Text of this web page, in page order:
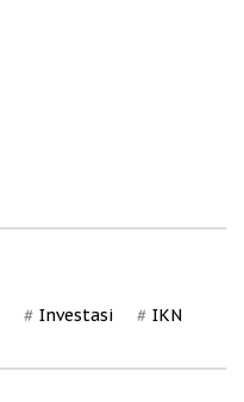
Investasi IKN